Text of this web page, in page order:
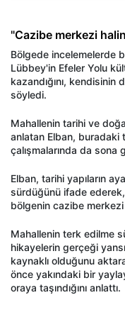
"Cazibe merkezi
Bölgede incelemelerde
Lübbey'in Efeler Yolu
kazandığını, kendisinin
söyledi.
Mahallenin tarihi ve
anlatan Elban, buradaki
çalışmalarında da sona
Elban, tarihi yapıların
sürdüğünü ifade
bölgenin cazibe
Mahallenin terk edilme
hikayelerin gerçeği
kaynaklı olduğunu
önce yakındaki bir
oraya taşındığını anlattı.